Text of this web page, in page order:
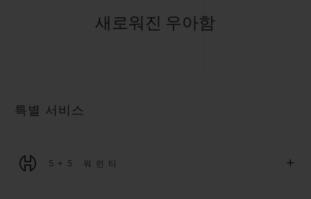
새로워진 우아함
특별 서비스
5+5 워런티 +